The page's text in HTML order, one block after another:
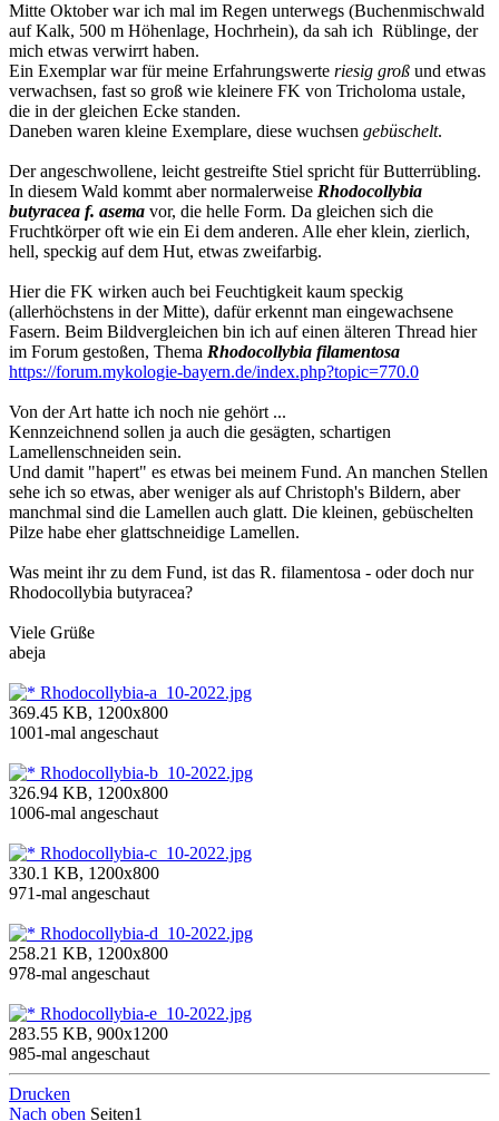
Mitte Oktober war ich mal im Regen unterwegs (Buchenmischwald
auf Kalk, 500 m Höhenlage, Hochrhein), da sah ich Rüblinge, der
mich etwas verwirrt haben.
Ein Exemplar war für meine Erfahrungswerte riesig groß und etwas
verwachsen, fast so groß wie kleinere FK von Tricholoma ustale,
die in der gleichen Ecke standen.
Daneben waren kleine Exemplare, diese wuchsen gebüschelt.
Der angeschwollene, leicht gestreifte Stiel spricht für Butterrübling.
In diesem Wald kommt aber normalerweise Rhodocollybia
butyracea f. asema vor, die helle Form. Da gleichen sich die
Fruchtkörper oft wie ein Ei dem anderen. Alle eher klein, zierlich,
hell, speckig auf dem Hut, etwas zweifarbig.
Hier die FK wirken auch bei Feuchtigkeit kaum speckig
(allerhöchstens in der Mitte), dafür erkennt man eingewachsene
Fasern. Beim Bildvergleichen bin ich auf einen älteren Thread hier
im Forum gestoßen, Thema Rhodocollybia filamentosa
https://forum.mykologie-bayern.de/index.php?topic=770.0
Von der Art hatte ich noch nie gehört ...
Kennzeichnend sollen ja auch die gesägten, schartigen
Lamellenschneiden sein.
Und damit "hapert" es etwas bei meinem Fund. An manchen Stellen
sehe ich so etwas, aber weniger als auf Christoph's Bildern, aber
manchmal sind die Lamellen auch glatt. Die kleinen, gebüschelten
Pilze habe eher glattschneidige Lamellen.
Was meint ihr zu dem Fund, ist das R. filamentosa - oder doch nur
Rhodocollybia butyracea?
Viele Grüße
abeja
Rhodocollybia-a_10-2022.jpg
369.45 KB, 1200x800
1001-mal angeschaut
Rhodocollybia-b_10-2022.jpg
326.94 KB, 1200x800
1006-mal angeschaut
Rhodocollybia-c_10-2022.jpg
330.1 KB, 1200x800
971-mal angeschaut
Rhodocollybia-d_10-2022.jpg
258.21 KB, 1200x800
978-mal angeschaut
Rhodocollybia-e_10-2022.jpg
283.55 KB, 900x1200
985-mal angeschaut
Drucken
Nach oben Seiten1